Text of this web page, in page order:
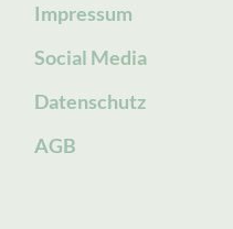
Impressum
Social Media
Datenschutz
AGB